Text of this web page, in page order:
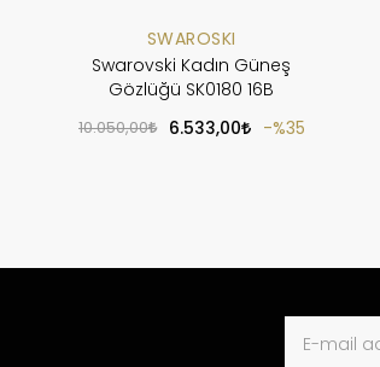
SWAROSKI
Swarovski Kadın Güneş
Gözlüğü SK0180 16B
10.050,00 6.533,00 %35